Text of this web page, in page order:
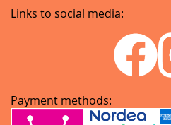
Links to social media:
Payment methods: